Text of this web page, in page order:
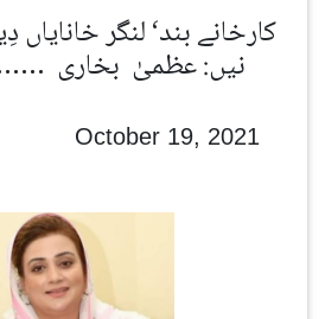
کارخانے بند‘ لنگر خانایاں
نیں: عظمیٰ بخاری
October 19, 2021